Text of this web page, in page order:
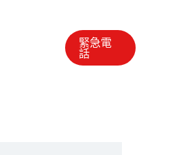
緊急電
話